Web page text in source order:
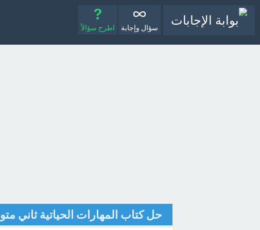
سؤال وإجابة اطرح سؤالاً
حل كتاب المهارات الحياتية ثاني متوسط